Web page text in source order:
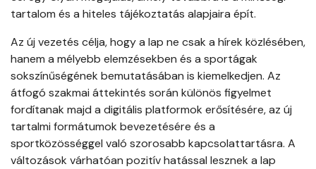
tartalom és a hiteles tájékoztatás alapjaira épít.
Az új vezetés célja, hogy a lap ne csak a hírek közlésében,
hanem a mélyebb elemzésekben és a sportágak
sokszínűségének bemutatásában is kiemelkedjen. Az
átfogó szakmai áttekintés során különös figyelmet
fordítanak majd a digitális platformok erősítésére, az új
tartalmi formátumok bevezetésére és a
sportközösséggel való szorosabb kapcsolattartásra. A
változások várhatóan pozitív hatással lesznek a lap